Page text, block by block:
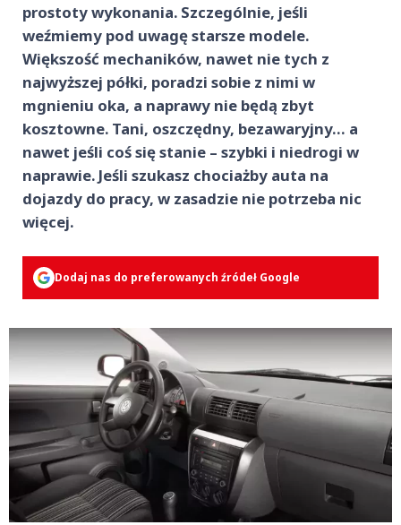
prostoty wykonania. Szczególnie, jeśli
weźmiemy pod uwagę starsze modele.
Większość mechaników, nawet nie tych z
najwyższej półki, poradzi sobie z nimi w
mgnieniu oka, a naprawy nie będą zbyt
kosztowne. Tani, oszczędny, bezawaryjny… a
nawet jeśli coś się stanie – szybki i niedrogi w
naprawie. Jeśli szukasz chociażby auta na
dojazdy do pracy, w zasadzie nie potrzeba nic
więcej.
Dodaj nas do preferowanych źródeł Google